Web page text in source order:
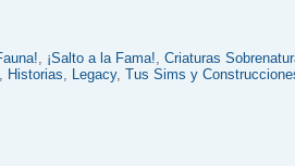
¡Salto a la Fama! ,Criaturas
Historias Legacy,Tus Sims y